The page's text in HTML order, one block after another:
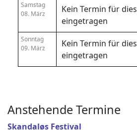
Samstag
08. März
Kein Termin für
eingetragen
Sonntag
09. März
Kein Termin für
eingetragen
Anstehende Termine
Skandaløs Festival